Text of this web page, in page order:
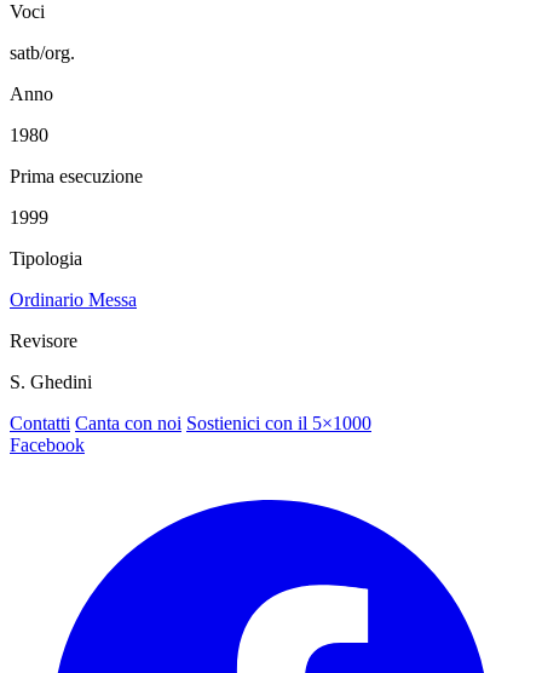
Voci
satb/org.
Anno
1980
Prima esecuzione
1999
Tipologia
Ordinario Messa
Revisore
S. Ghedini
Contatti Canta con noi Sostienici con il 5×1000
Facebook